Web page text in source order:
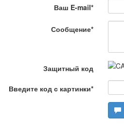
Камертон
Актуальный
Кто поможет
Ваш E-mail*
Сообщение*
Защитный код
Введите код с картинки*